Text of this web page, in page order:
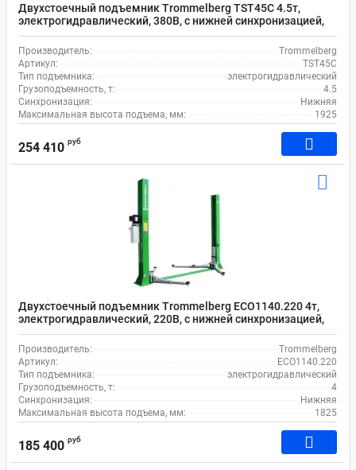
Двухстоечный подъемник Trommelberg TST45C 4.5т,
электрогидравлический, 380В, с нижней синхронизацией,
100-1925 мм
Производитель:
Trommelberg
Артикул:
TST45C
Тип подъемника:
электрогидравлический
Грузоподъемность, т:
4.5
Синхронизация:
Нижняя
Максимальная высота подъема, мм:
1925
254 410 руб
Двухстоечный подъемник Trommelberg ECO1140.220 4т,
электрогидравлический, 220В, с нижней синхронизацией,
110-1825 мм
Производитель:
Trommelberg
Артикул:
ECO1140.220
Тип подъемника:
электрогидравлический
Грузоподъемность, т:
4
Синхронизация:
Нижняя
Максимальная высота подъема, мм:
1825
185 400 руб